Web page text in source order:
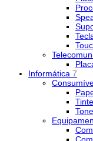
Informática 7